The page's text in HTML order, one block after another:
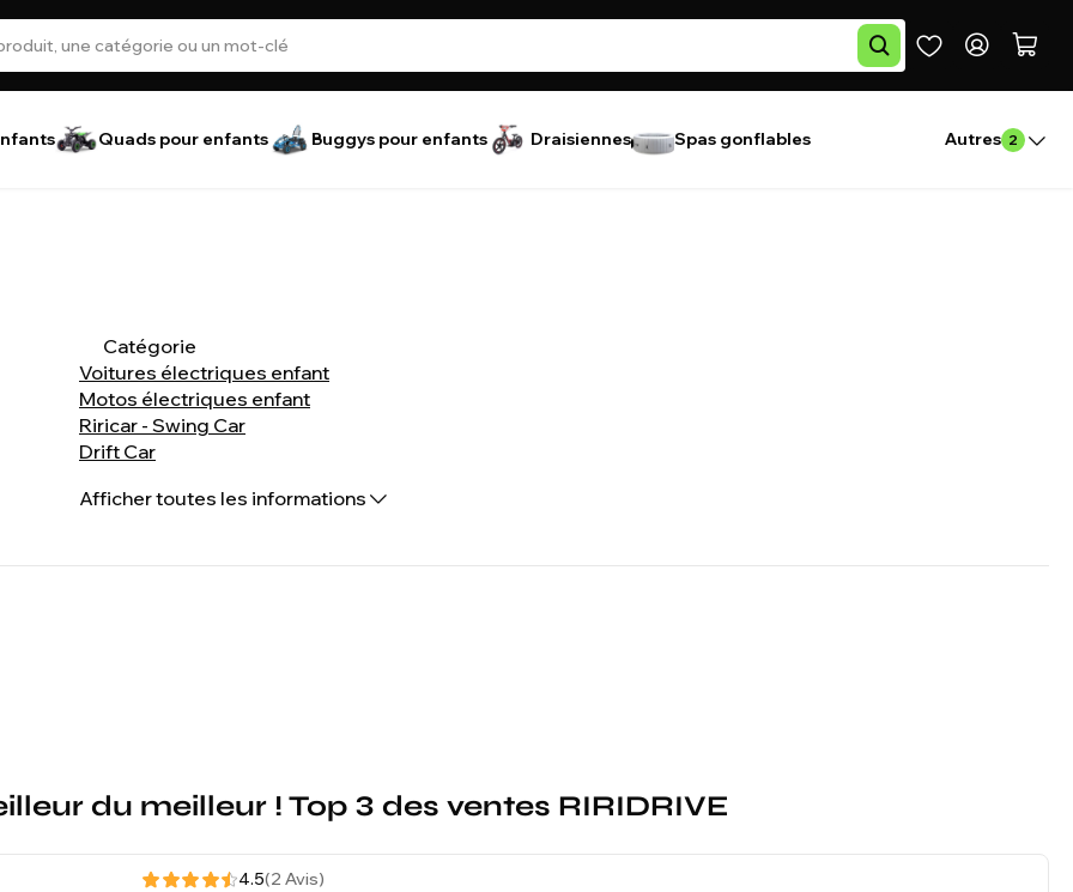
Quads pour enfants Buggys pour enfants Draisiennes Spas gonflables Autres 2
Catégorie
Voitures électriques enfant
Motos électriques enfant
Riricar - Swing Car
Drift Car
Quads électriques enfant
Afficher toutes les informations
du meilleur ! Top 3 des ventes RIRIDRIVE
4.5(2 Avis)